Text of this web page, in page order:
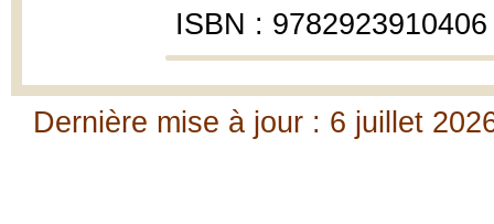
ISBN : 9782923910406
Dernière mise à jour : 6 juillet